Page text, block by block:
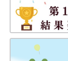
※この記事は「た
す。
●記事の内容は記
あります。